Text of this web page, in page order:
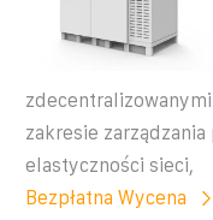
zakresie
elastyczności sieci,
Bezpłatna Wycena